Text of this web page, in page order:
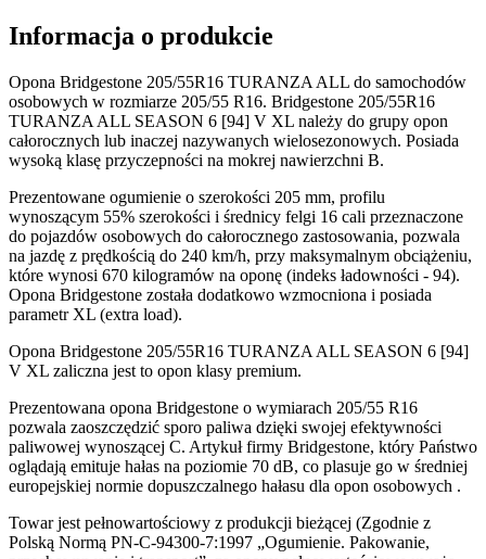
Informacja o produkcie
Opona Bridgestone 205/55R16 TURANZA ALL do samochodów
osobowych w rozmiarze 205/55 R16. Bridgestone 205/55R16
TURANZA ALL SEASON 6 [94] V XL należy do grupy opon
całorocznych lub inaczej nazywanych wielosezonowych. Posiada
wysoką klasę przyczepności na mokrej nawierzchni B.
Prezentowane ogumienie o szerokości 205 mm, profilu
wynoszącym 55% szerokości i średnicy felgi 16 cali przeznaczone
do pojazdów osobowych do całorocznego zastosowania, pozwala
na jazdę z prędkością do 240 km/h, przy maksymalnym obciążeniu,
które wynosi 670 kilogramów na oponę (indeks ładowności - 94).
Opona Bridgestone została dodatkowo wzmocniona i posiada
parametr XL (extra load).
Opona Bridgestone 205/55R16 TURANZA ALL SEASON 6 [94]
V XL zaliczna jest to opon klasy premium.
Prezentowana opona Bridgestone o wymiarach 205/55 R16
pozwala zaoszczędzić sporo paliwa dzięki swojej efektywności
paliwowej wynoszącej C. Artykuł firmy Bridgestone, który Państwo
oglądają emituje hałas na poziomie 70 dB, co plasuje go w średniej
europejskiej normie dopuszczalnego hałasu dla opon osobowych .
Towar jest pełnowartościowy z produkcji bieżącej (Zgodnie z
Polską Normą PN-C-94300-7:1997 „Ogumienie. Pakowanie,